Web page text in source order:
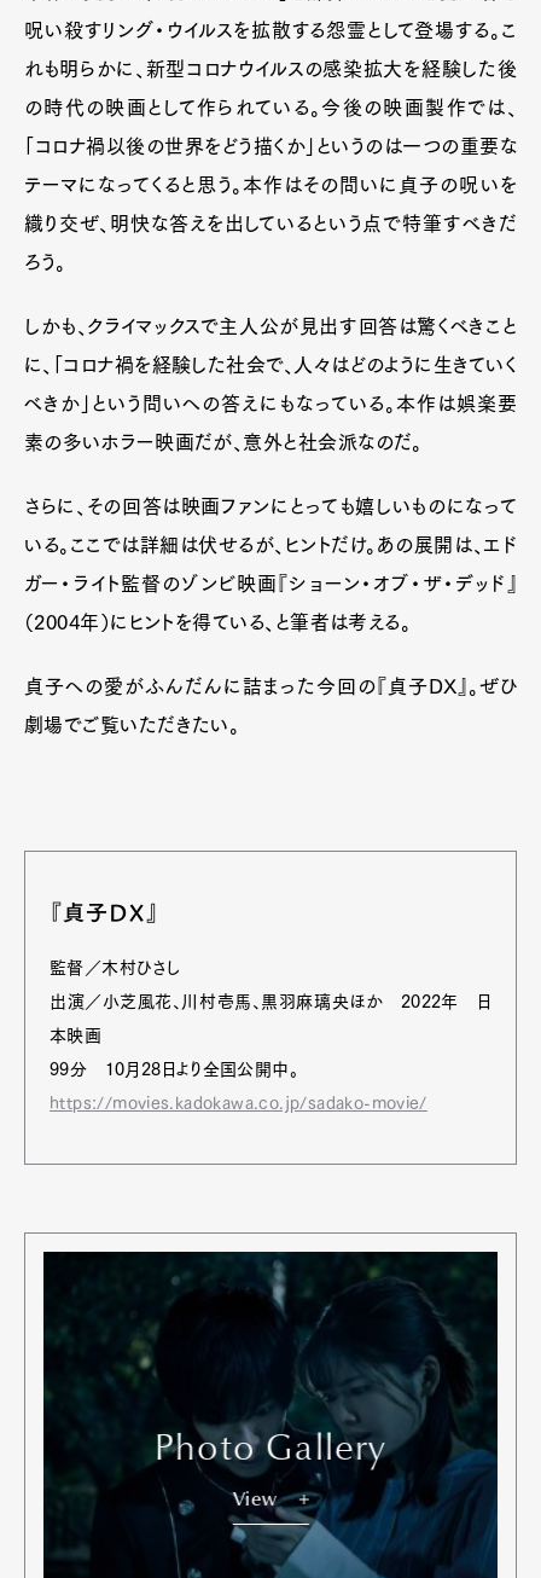
呪い殺すリング・ウイルスを拡散する怨霊として登場する。こ
れも明らかに、新型コロナウイルスの感染拡大を経験した後
の時代の映画として作られている。今後の映画製作では、
「コロナ禍以後の世界をどう描くか」というのは一つの重要な
テーマになってくると思う。本作はその問いに貞子の呪いを
織り交ぜ、明快な答えを出しているという点で特筆すべきだ
ろう。
しかも、クライマックスで主人公が見出す回答は驚くべきこと
に、「コロナ禍を経験した社会で、人々はどのように生きていく
べきか」という問いへの答えにもなっている。本作は娯楽要
素の多いホラー映画だが、意外と社会派なのだ。
さらに、その回答は映画ファンにとっても嬉しいものになって
いる。ここでは詳細は伏せるが、ヒントだけ。あの展開は、エド
ガー・ライト監督のゾンビ映画『ショーン・オブ・ザ・デッド』
（2004年）にヒントを得ている、と筆者は考える。
貞子への愛がふんだんに詰まった今回の『貞子DX』。ぜひ
劇場でご覧いただきたい。
『貞子DX』
監督／木村ひさし
出演／小芝風花、川村壱馬、黒羽麻璃央ほか 2022年 日
本映画
99分 10月28日より全国公開中。
https://movies.kadokawa.co.jp/sadako-movie/
Photo Gallery
View